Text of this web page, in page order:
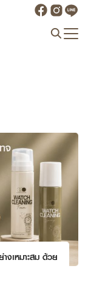
งเหมาะสม ด้วย